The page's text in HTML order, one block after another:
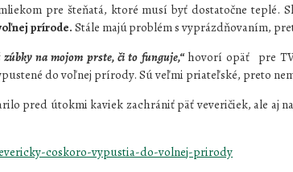
pre šteňatá, ktoré musí byť dostatočne teplé.
prírode. Stále majúproblém s vyprázdňovaním,
zúbky na mojom prste, či to funguje,“ hovorí opäť pre
do voľnej prírody. Sú veľmi priateľské, preto
pred útokmi kaviek zachrániť päť veveričiek, ale aj
coskoro-vypustia-do-volnej-prirody